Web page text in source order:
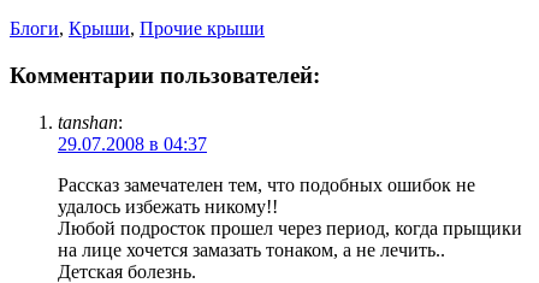
Блоги, Крыши, Прочие крыши
Комментарии пользователей:
tanshan:
29.07.2008 в 04:37
Рассказ замечателен тем, что подобных ошибок не
удалось избежать никому!!
Любой подросток прошел через период, когда прыщики
на лице хочется замазать тонаком, а не лечить..
Детская болезнь.